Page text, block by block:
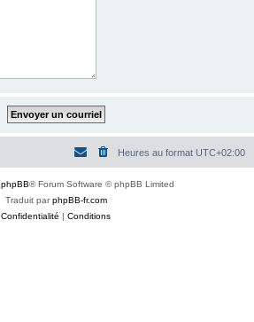
Heures au format UTC+02:00
phpBB® Forum Software © phpBB Limited
Traduit parphpBB-fr.com
Confidentialité | Conditions